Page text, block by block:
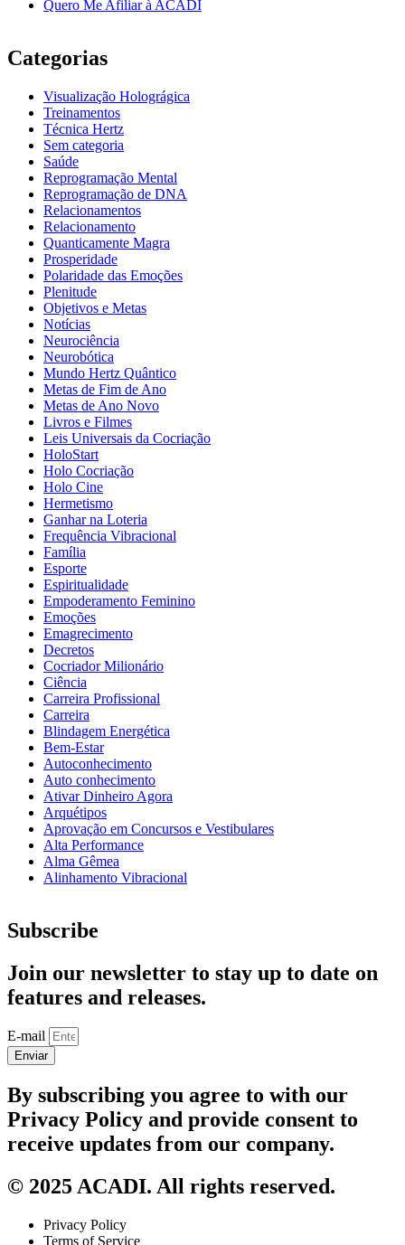
Quero Me Afiliar à ACADI
Categorias
Visualização Holográgica
Treinamentos
Técnica Hertz
Sem categoria
Saúde
Reprogramação Mental
Reprogramação de DNA
Relacionamentos
Relacionamento
Quanticamente Magra
Prosperidade
Polaridade das Emoções
Plenitude
Objetivos e Metas
Notícias
Neurociência
Neurobótica
Mundo Hertz Quântico
Metas de Fim de Ano
Metas de Ano Novo
Livros e Filmes
Leis Universais da Cocriação
HoloStart
Holo Cocriação
Holo Cine
Hermetismo
Ganhar na Loteria
Frequência Vibracional
Família
Esporte
Espiritualidade
Empoderamento Feminino
Emoções
Emagrecimento
Decretos
Cocriador Milionário
Ciência
Carreira Profissional
Carreira
Blindagem Energética
Bem-Estar
Autoconhecimento
Auto conhecimento
Ativar Dinheiro Agora
Arquétipos
Aprovação em Concursos e Vestibulares
Alta Performance
Alma Gêmea
Alinhamento Vibracional
Subscribe
Join our newsletter to stay up to date on
features and releases.
E-mail
Enviar
By subscribing you agree to with our
Privacy Policy and provide consent to
receive updates from our company.
© 2025 ACADI. All rights reserved.
Privacy Policy
Terms of Service